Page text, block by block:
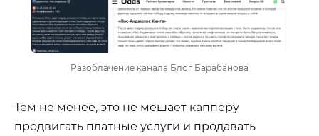
Разоблачение канала Блог Барабанова
Тем не менее, это не мешает капперу
продвигать платные услуги и продавать